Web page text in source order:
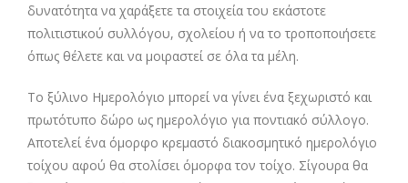
δυνατότητα να χαράξετε τα στοιχεία του εκάστοτε
πολιτιστικού συλλόγου, σχολείου ή να το τροποποιήσετε
όπως θέλετε και να μοιραστεί σε όλα τα μέλη.
Το ξύλινο Ημερολόγιο μπορεί να γίνει ένα ξεχωριστό και
πρωτότυπο δώρο ως ημερολόγιο για ποντιακό σύλλογο.
Αποτελεί ένα όμορφο κρεμαστό διακοσμητικό ημερολόγιο
τοίχου αφού θα στολίσει όμορφα τον τοίχο. Σίγουρα θα